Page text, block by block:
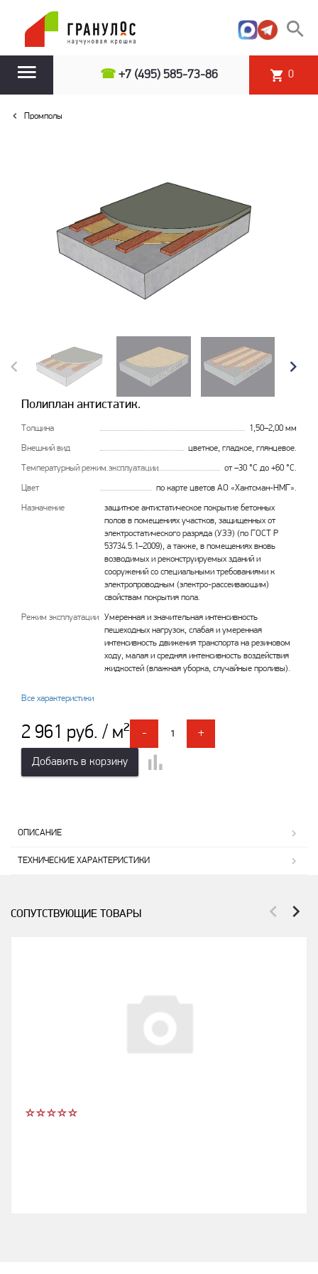
☎ +7 (495) 585-73-86 0
Промполы
Полиплан антистатик.
Толщина 1,50–2,00 мм
Внешний вид цветное, гладкое, глянцевое.
Температурный режим эксплуатации от –30 °С до +60 °С.
Цвет по карте цветов АО «Хантсман-НМГ».
Назначение
защитное антистатическое покрытие бетонных
полов в помещениях участков, защищенных от
электростатического разряда (УЗЭ) (по ГОСТ Р
53734.5.1–2009), а также, в помещениях вновь
возводимых и реконструируемых зданий и
сооружений со специальными требованиями к
электропроводным (электро-рассеивающим)
свойствам покрытия пола.
Режим эксплуатации
Умеренная и значительная интенсивность
пешеходных нагрузок, слабая и умеренная
интенсивность движения транспорта на резиновом
ходу, малая и средняя интенсивность воздействия
жидкостей (влажная уборка, случайные проливы).
Все характеристики
2 961 руб. / м² - +
Добавить в корзину
ОПИСАНИЕ
ТЕХНИЧЕСКИЕ ХАРАКТЕРИСТИКИ
СОПУТСТВУЮЩИЕ ТОВАРЫ